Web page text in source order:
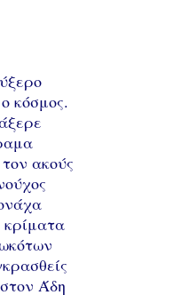
κόσμος.
ακούς
Άδη